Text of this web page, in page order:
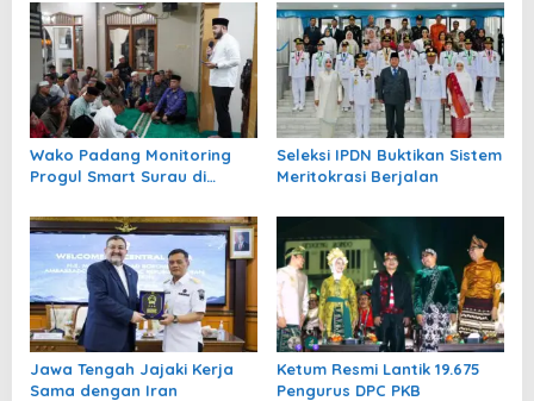
September 2026
Wako Padang Monitoring
Progul Smart Surau di
Seleksi IPDN Buktikan Sistem
Meritokrasi Berjalan
Jawa Tengah Jajaki Kerja
Sama dengan Iran
Ketum Resmi Lantik 19.675
Pengurus DPC PKB